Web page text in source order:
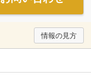
情報の見方